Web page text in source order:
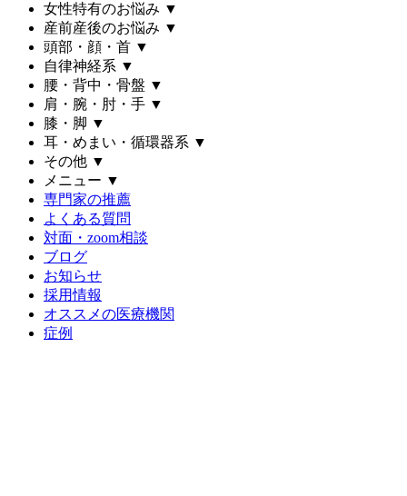
女性特有のお悩み ▼
産前産後のお悩み ▼
頭部・顔・首 ▼
自律神経系 ▼
腰・背中・骨盤 ▼
肩・腕・肘・手 ▼
膝・脚 ▼
耳・めまい・循環器系 ▼
その他 ▼
メニュー ▼
専門家の推薦
よくある質問
対面・zoom相談
ブログ
お知らせ
採用情報
オススメの医療機関
症例